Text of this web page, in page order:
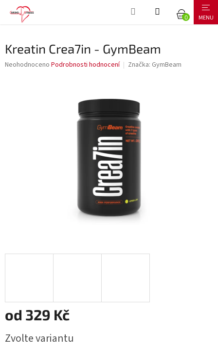
NÁKUPNÍ
Kreatin Crea7in - GymBeam
Průměrné
Neohodnoceno Podrobnosti hodnocení Značka: GymBeam
od 329 Kč
cena:
Zvolte variantu